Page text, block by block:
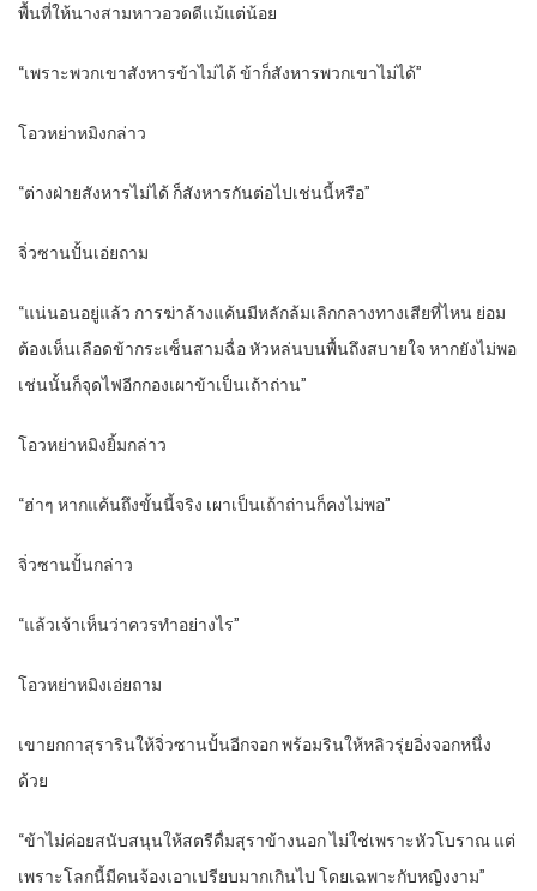
พื้นที่ให้นางสามหาวอวดดีแม้แต่น้อย
“เพราะพวกเขาสังหารข้าไม่ได้ ข้าก็สังหารพวกเขาไม่ได้”
โอวหย่าหมิงกล่าว
“ต่างฝ่ายสังหารไม่ได้ ก็สังหารกันต่อไปเช่นนี้หรือ”
จิ่วซานปั้นเอ่ยถาม
“แน่นอนอยู่แล้ว การฆ่าล้างแค้นมีหลักล้มเลิกกลางทางเสียที่ไหน ย่อม
ต้องเห็นเลือดข้ากระเซ็นสามฉื่อ หัวหล่นบนพื้นถึงสบายใจ หากยังไม่พอ
เช่นนั้นก็จุดไฟอีกกองเผาข้าเป็นเถ้าถ่าน”
โอวหย่าหมิงยิ้มกล่าว
“ฮ่าๆ หากแค้นถึงขั้นนี้จริง เผาเป็นเถ้าถ่านก็คงไม่พอ”
จิ่วซานปั้นกล่าว
“แล้วเจ้าเห็นว่าควรทำอย่างไร”
โอวหย่าหมิงเอ่ยถาม
เขายกกาสุรารินให้จิ่วซานปั้นอีกจอก พร้อมรินให้หลิวรุ่ยอิ่งจอกหนึ่ง
ด้วย
“ข้าไม่ค่อยสนับสนุนให้สตรีดื่มสุราข้างนอก ไม่ใช่เพราะหัวโบราณ แต่
เพราะโลกนี้มีคนจ้องเอาเปรียบมากเกินไป โดยเฉพาะกับหญิงงาม”